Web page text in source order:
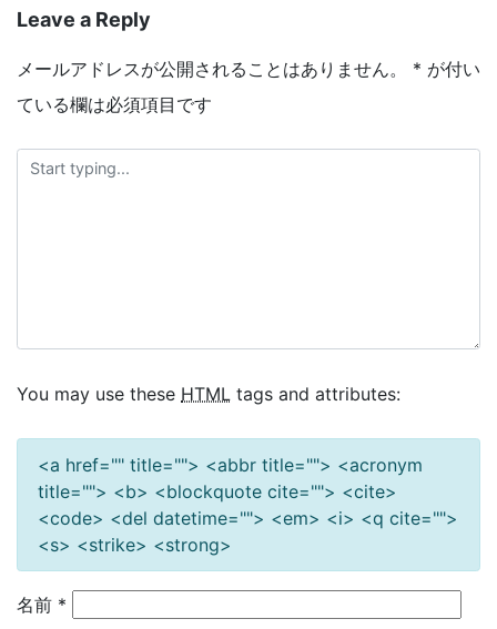
Leave a Reply
メールアドレスが公開されることはありません。 * が付い
ている欄は必須項目です
You may use these HTML tags and attributes:
<a href="" title=""> <abbr title=""> <acronym
title=""> <b> <blockquote cite=""> <cite>
<code> <del datetime=""> <em> <i> <q cite="">
<s> <strike> <strong>
名前 *